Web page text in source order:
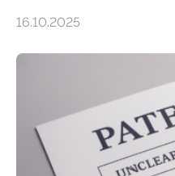
gehören zu den
Rückenschmerzen
damit gemacht haben,
beeinflussen, wie
Therapien wirken. Diese
stehen im Mittelpunkt
Hochschule Bochum. Im
16.10.2025